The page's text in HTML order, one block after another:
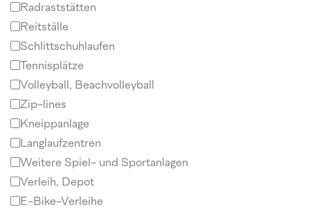
Radraststätten
Reitställe
Schlittschuhlaufen
Tennisplätze
Volleyball, Beachvolleyball
Zip-lines
Kneippanlage
Langlaufzentren
Weitere Spiel- und Sportanlagen
Verleih, Depot
E-Bike-Verleihe